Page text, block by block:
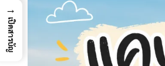
→
เปิดสารบัญ